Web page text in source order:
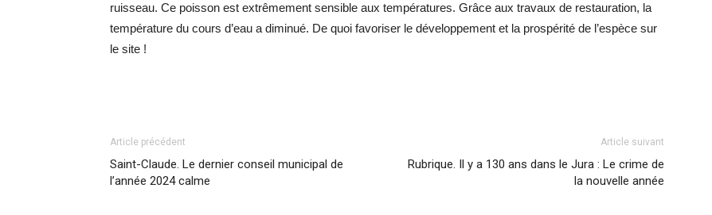
ruisseau. Ce poisson est extrêmement sensible aux températures. Grâce aux travaux de restauration, la
température du cours d’eau a diminué. De quoi favoriser le développement et la prospérité de l’espèce sur
le site !
Article précédent
Saint-Claude. Le dernier conseil municipal de
l’année 2024 calme
Article suivant
Rubrique. Il y a 130 ans dans le Jura : Le crime de
la nouvelle année